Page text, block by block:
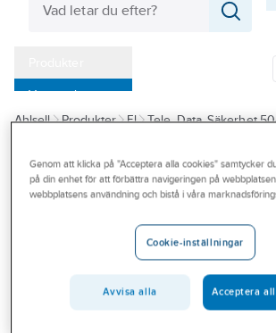
Varumärken
Kampanjer
Outlet
Branscher
Ahlsell Produkter El
Tele, Data, Säkerhet
X
Genom att klicka på "Acceptera alla cookies" samtycker
på din enhet för att förbättra navigeringen på
webbplatsens användning och bistå i våra
Cookie-inställningar
Avvisa alla Acceptera